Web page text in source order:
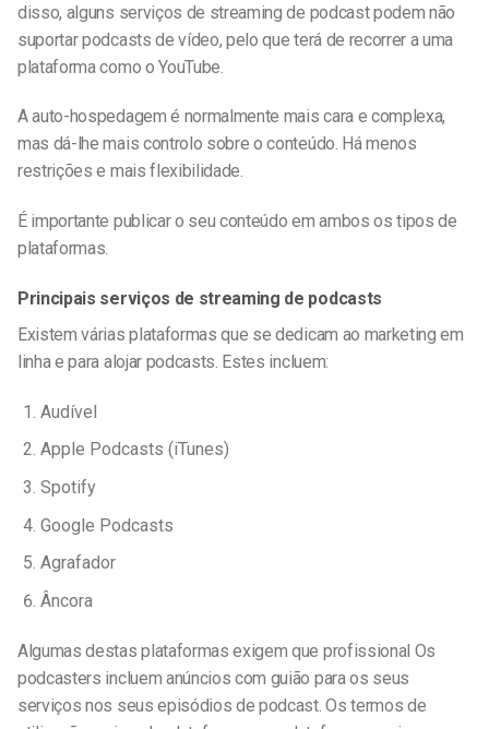
disso, alguns serviços de streaming de podcast podem não
suportar podcasts de vídeo, pelo que terá de recorrer a uma
plataforma como o YouTube.
A auto-hospedagem é normalmente mais cara e complexa,
mas dá-lhe mais controlo sobre o conteúdo. Há menos
restrições e mais flexibilidade.
É importante publicar o seu conteúdo em ambos os tipos de
plataformas.
Principais serviços de streaming de podcasts
Existemvárias plataformas que se dedicam ao marketing em
linha e para alojar podcasts. Estes incluem:
Audível
Apple Podcasts (iTunes)
Spotify
Google Podcasts
Agrafador
Âncora
Algumas destas plataformas exigem que profissional Os
podcasters incluem anúncios com guião para os seus
serviços nos seus episódios de podcast. Os termos de